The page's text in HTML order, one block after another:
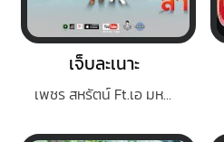
เจ็บละเนาะ
เพชร สหรัตน์ Ft.เอ มหาหิงค์